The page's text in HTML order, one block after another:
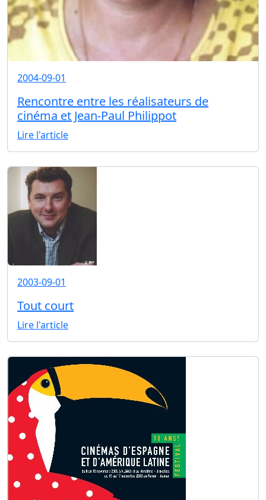
2004-09-01
Rencontre entre les réalisateurs de
cinéma et Jean-Paul Philippot
Lire l'article
2003-09-01
Tout court
Lire l'article